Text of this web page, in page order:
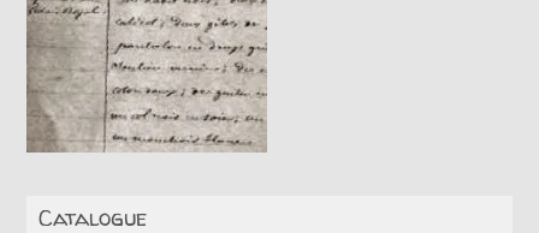
Catalogue